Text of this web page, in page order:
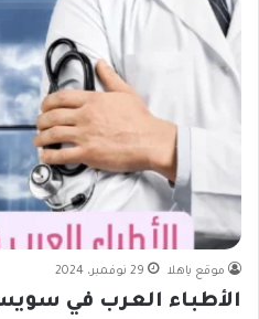
موقع ياهلا 29 نوفمبر، 2024
الأطباء العرب في